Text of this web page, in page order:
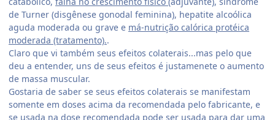
de Turner (disgênese gonodal feminina), hepatite alcoólica
aguda moderada ou grave e má-nutrição calórica protéica
moderada (tratamento)..
Claro que vi também seus efeitos colaterais...mas pelo que
deu a entender, uns de seus efeitos é justamenete o aumento
de massa muscular.
Gostaria de saber se seus efeitos colaterais se manifestam
somente em doses acima da recomendada pelo fabricante, e
se usada na dose recomendada pode ser usada para dar uma